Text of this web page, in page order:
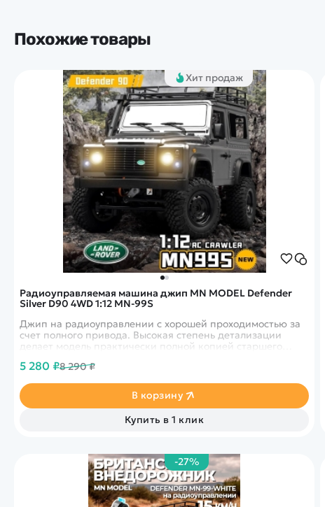
Похожие товары
Хит продаж
Радиоуправляемая машина джип MN MODEL Defender
Silver D90 4WD 1:12 MN-99S
Джип на радиоуправлении с хорошей проходимостью за
счет полного привода. Высокая степень детализации
делает модель практически полной копией старшего
Установлены фары.
5 280 ₽8 290 ₽
В корзину
Купить в 1 клик
-27%